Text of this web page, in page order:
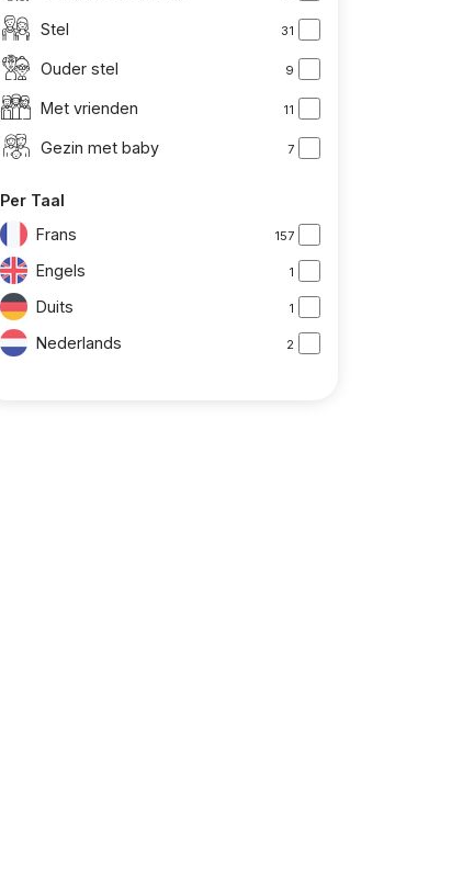
Stel 31
Ouder stel 9
Met vrienden 11
Gezin met baby 7
Per Taal
Frans
157
Engels 1
Duits 1
Nederlands 2